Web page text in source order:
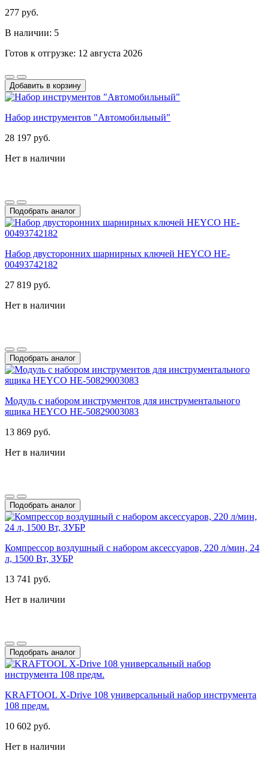
277 руб.
В наличии: 5
Готов к отгрузке: 12 августа 2026
Добавить в корзину
Набор инструментов "Автомобильный"
28 197 руб.
Нет в наличии
Подобрать аналог
Набор двусторонних шарнирных ключей HEYCO HE-
00493742182
27 819 руб.
Нет в наличии
Подобрать аналог
Модуль с набором инструментов для инструментального
ящика HEYCO HE-50829003083
13 869 руб.
Нет в наличии
Подобрать аналог
Компрессор воздушный с набором аксессуаров, 220 л/мин, 24
л, 1500 Вт, ЗУБР
13 741 руб.
Нет в наличии
Подобрать аналог
KRAFTOOL X-Drive 108 универсальный набор инструмента
108 предм.
10 602 руб.
Нет в наличии